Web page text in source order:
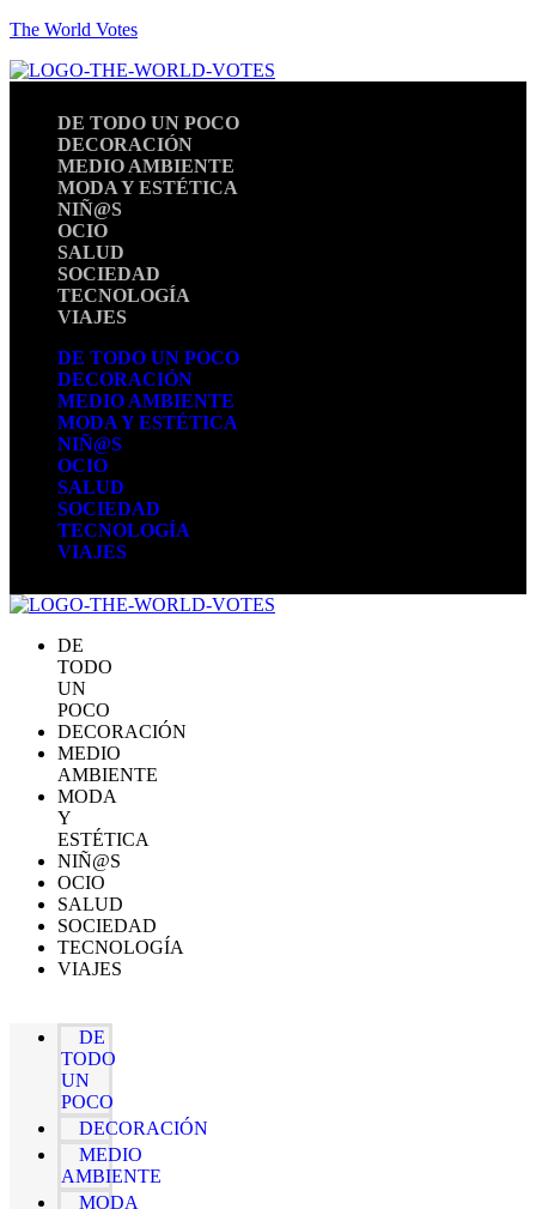
The World Votes
DE TODO UN POCO
DECORACIÓN
MEDIO AMBIENTE
MODA Y ESTÉTICA
NIÑ@S
OCIO
SALUD
SOCIEDAD
TECNOLOGÍA
VIAJES
DE TODO UN POCO
DECORACIÓN
MEDIO AMBIENTE
MODA Y ESTÉTICA
NIÑ@S
OCIO
SALUD
SOCIEDAD
TECNOLOGÍA
VIAJES
DE
TODO
UN
POCO
DECORACIÓN
MEDIO
AMBIENTE
MODA
Y
ESTÉTICA
NIÑ@S
OCIO
SALUD
SOCIEDAD
TECNOLOGÍA
VIAJES
DE
TODO
UN
POCO
DECORACIÓN
MEDIO
AMBIENTE
MODA